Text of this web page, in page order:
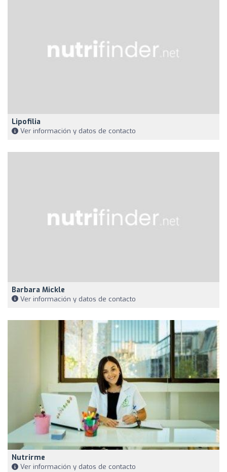
Lipofilia
Ver información y datos de contacto
Barbara Mickle
Ver información y datos de contacto
Nutrirme
Ver información y datos de contacto